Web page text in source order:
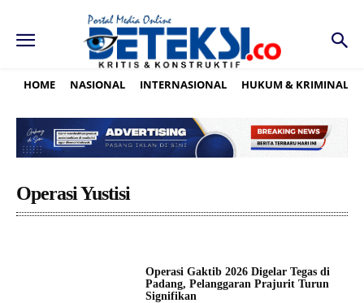
HOME NASIONAL INTERNASIONAL HUKUM & KRIMINAL
Operasi Yustisi
Operasi Gaktib 2026 Digelar Tegas di
Padang, Pelanggaran Prajurit Turun
Signifikan